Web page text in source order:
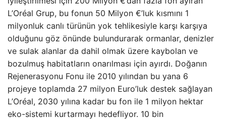
L’Oréal Grup, bu fonun 50 Milyon €’luk kısmını 1
milyonluk canlı türünün yok tehlikesiyle karşı karşıya
olduğunu göz önünde bulundurarak ormanlar, denizler
ve sulak alanlar da dahil olmak üzere kaybolan ve
bozulmuş habitatların onarılması için ayırdı. Doğanın
Rejenerasyonu Fonu ile 2010 yılından bu yana 6
projeye toplamda 27 milyon Euro’luk destek sağlayan
L’Oréal, 2030 yılına kadar bu fon ile 1 milyon hektar
eko-sistemi kurtarmayı hedefliyor. 10 bin